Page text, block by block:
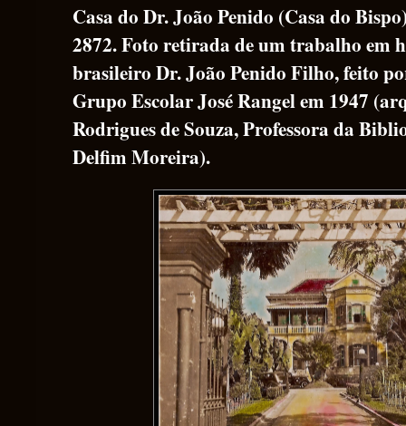
Casa do Dr. João Penido (Casa do
2872. Foto retirada de um trabalho em
brasileiro Dr. João Penido Filho, feito
Grupo Escolar José Rangel em 1947
Rodrigues de Souza, Professora da
Delfim Moreira).